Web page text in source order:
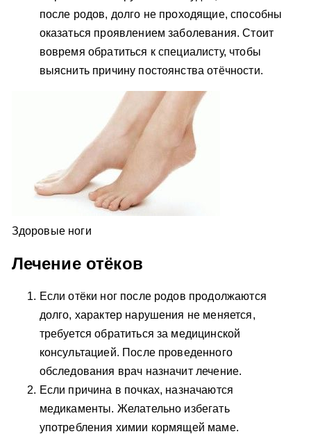
после родов, долго не проходящие, способны
оказаться проявлением заболевания. Стоит
вовремя обратиться к специалисту, чтобы
выяснить причину постоянства отёчности.
Здоровые ноги
Лечение отёков
Если отёки ног после родов продолжаются
долго, характер нарушения не меняется,
требуется обратиться за медицинской
консультацией. После проведенного
обследования врач назначит лечение.
Если причина в почках, назначаются
медикаменты. Желательно избегать
употребления химии кормящей маме.